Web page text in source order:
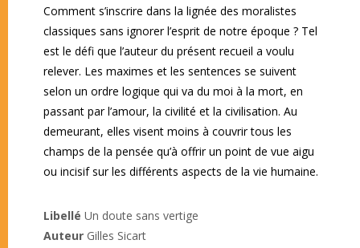
Comment s’inscrire dans la lignée des moralistes
classiques sans ignorer l’esprit de notre époque ? Tel
est le défi que l’auteur du présent recueil a voulu
relever. Les maximes et les sentences se suivent
selon un ordre logique qui va du moi à la mort, en
passant par l’amour, la civilité et la civilisation. Au
demeurant, elles visent moins à couvrir tous les
champs de la pensée qu’à offrir un point de vue aigu
ou incisif sur les différents aspects de la vie humaine.
Libellé Un doute sans vertige
AuteurGilles Sicart